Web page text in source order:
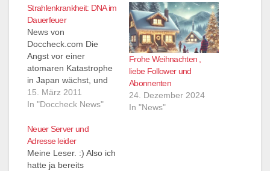
Strahlenkrankheit: DNA im
Dauerfeuer
News von
Doccheck.com Die
Angst vor einer
atomaren Katastrophe
in Japan wächst, und
zahlreiche Kollegen
erinnern sich mit
Bilder des
Reaktorunglücks von
Tschernobyl. Vor allem
bei akuten
15. März 2011
In "Doccheck News"
Frohe Weihnachten ,
liebe Follower und
Abonnenten
24. Dezember 2024
In "News"
Neuer Server und
Adresse leider
Meine Leser. :) Also ich
hatte ja bereits